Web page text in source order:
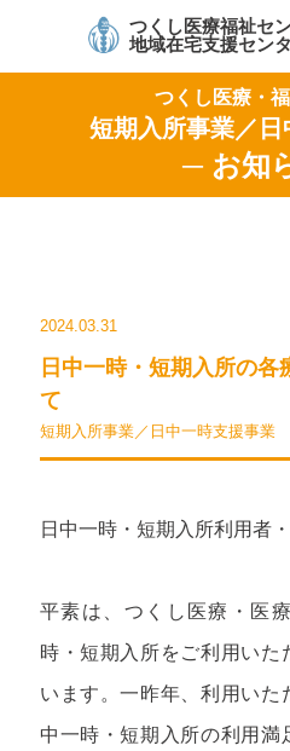
つくし医療福祉セ
地域在宅支援セン
つくし医療・
短期入所事業／
─ お知
2024.03.31
日中一時・短期入所の
て
短期入所事業／日中一時支援事業
日中一時・短期入所利用者
平素は、つくし医療・医
時・短期入所をご利用いた
います。一昨年、利用いた
中一時・短期入所の利用満